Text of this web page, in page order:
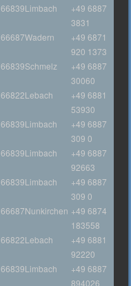
66839Limbach
+49 6887
3831
66687Wadern
+49 6871
920 1373
66839Schmelz
+49 6887
30060
66822Lebach
+49 6881
53930
66839Limbach
+49 6887
309 0
66839Limbach
+49 6887
92663
66839Limbach
+49 6887
309 0
66687Nunkirchen +49 6874
183558
66822Lebach
+49 6881
92220
66839Limbach
+49 6887
894026